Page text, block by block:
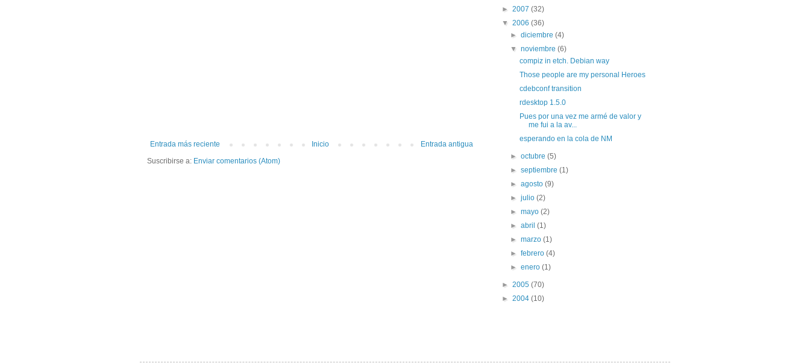
Entrada más reciente Entrada antigua
Inicio
Suscribirse a: Enviar comentarios (Atom)
► 2007 (32)
▼ 2006 (36)
►diciembre(4)
▼noviembre(6)
compiz in etch. Debian way
Those people are my personal Heroes
cdebconf transition
rdesktop 1.5.0
Pues por una vez me armé de valor y
me fui a la av...
esperando en la cola de NM
►octubre(5)
►septiembre(1)
►agosto(9)
►julio(2)
►mayo(2)
►abril(1)
►marzo(1)
►febrero(4)
►enero(1)
► 2005 (70)
► 2004 (10)